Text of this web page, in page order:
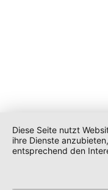
Diese Seite nutzt
ihre Dienste
entsprechend den